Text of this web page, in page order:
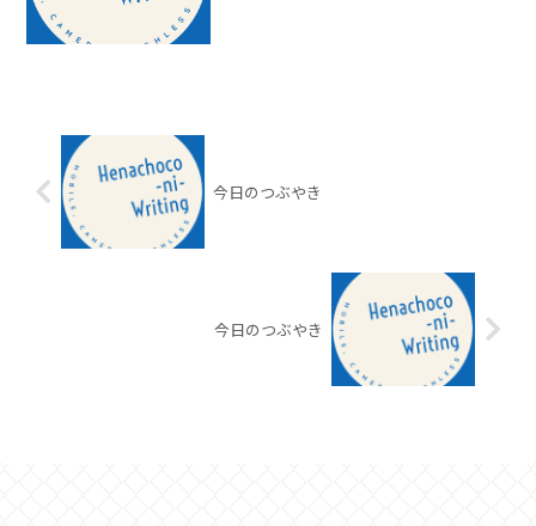
今日のつぶやき
今日のつぶやき